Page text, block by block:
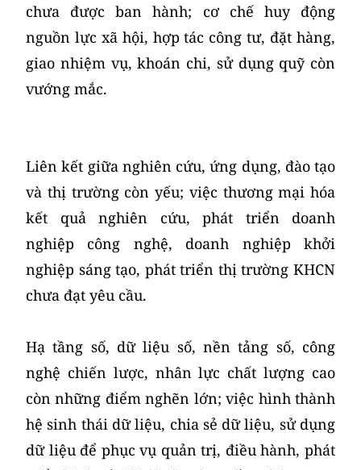
chưa được ban hành; cơ chế huy động
nguồn lực xã hội, hợp tác công tư, đặt hàng,
giao nhiệm vụ, khoán chi, sử dụng quỹ còn
vướng mắc.
Liên kết giữa nghiên cứu, ứng dụng, đào tạo
và thị trường còn yếu; việc thương mại hóa
kết quả nghiên cứu, phát triển doanh
nghiệp công nghệ, doanh nghiệp khởi
nghiệp sáng tạo, phát triển thị trường KHCN
chưa đạt yêu cầu.
Hạ tầng số, dữ liệu số, nền tảng số, công
nghệ chiến lược, nhân lực chất lượng cao
còn những điểm nghẽn lớn; việc hình thành
hệ sinh thái dữ liệu, chia sẻ dữ liệu, sử dụng
dữ liệu để phục vụ quản trị, điều hành, phát